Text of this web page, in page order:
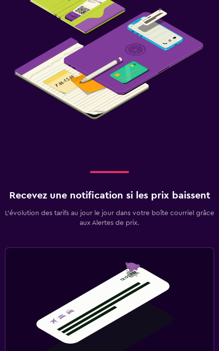
Recevez une notification si les prix baissent
L’évolution des tarifs au jour le jour dans votre boîte courriel grâce
aux Alertes de prix.